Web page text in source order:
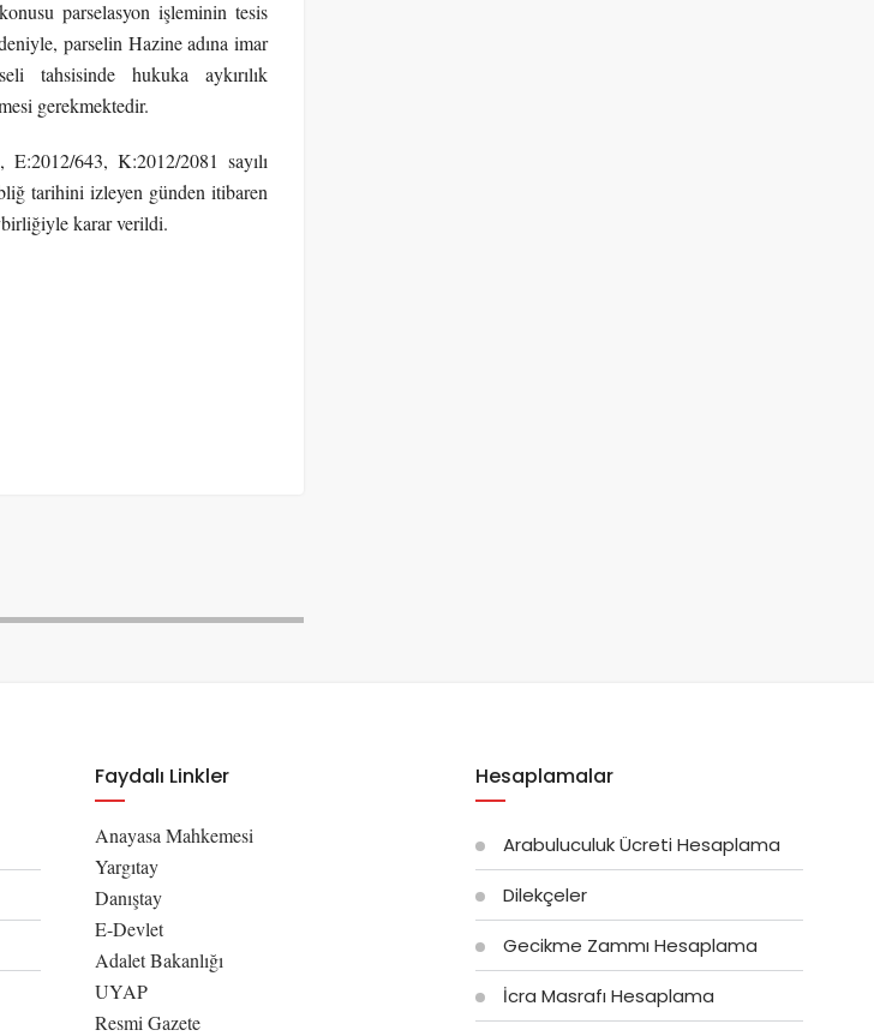
parselasyon işleminin tesis
parselin Hazine adına imar
tahsisinde hukuka aykırılık
gerekmektedir.
643, K:2012/2081 sayılı
tarihini izleyen günden itibaren
karar verildi.
Faydalı Linkler
Anayasa Mahkemesi
Yargıtay
Danıştay
E-Devlet
Adalet Bakanlığı
UYAP
Resmi Gazete
Hesaplamalar
Arabuluculuk Ücreti Hesaplama
Dilekçeler
Gecikme Zammı Hesaplama
İcra Masrafı Hesaplama